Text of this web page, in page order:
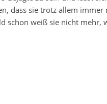
dass sie trotz allem
schon weiß sie nicht